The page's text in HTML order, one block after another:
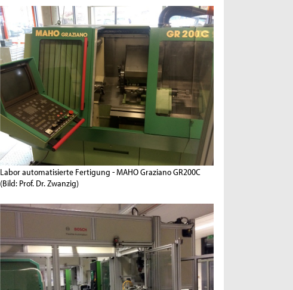
Labor automatisierte Fertigung - MAHO Graziano GR200C
(Bild: Prof. Dr. Zwanzig)